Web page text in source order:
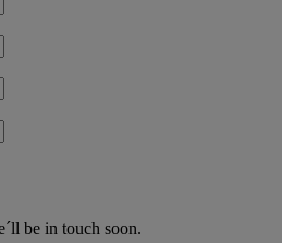
be in touch soon.